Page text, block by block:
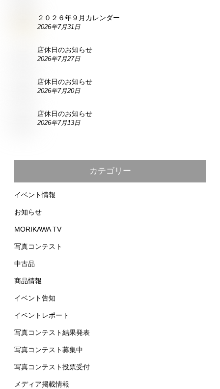
２０２６年９月カレンダー
2026年7月31日
店休日のお知らせ
2026年7月27日
店休日のお知らせ
2026年7月20日
店休日のお知らせ
2026年7月13日
カテゴリー
イベント情報
お知らせ
MORIKAWA TV
写真コンテスト
中古品
商品情報
イベント告知
イベントレポート
写真コンテスト結果発表
写真コンテスト募集中
写真コンテスト投票受付
メディア掲載情報